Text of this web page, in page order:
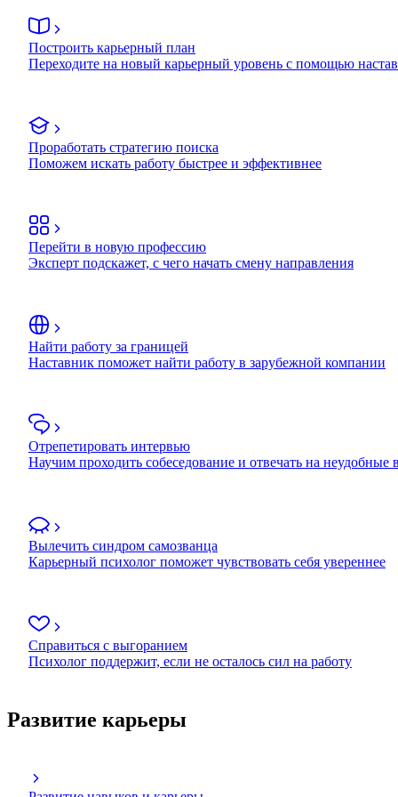
Построить карьерный план
Переходите на новый карьерный уровень с помощью
Проработать стратегию поиска
Поможем искать работу быстрее и эффективнее
Перейти в новую профессию
Эксперт подскажет, с чего начать смену направления
Найти работу за границей
Наставник поможет найти работу в зарубежной компании
Отрепетировать интервью
Научим проходить собеседование и отвечать на неудобные
Вылечить синдром самозванца
Карьерный психолог поможет чувствовать себя увереннее
Справиться с выгоранием
Психолог поддержит, если не осталось сил на работу
Развитие карьеры